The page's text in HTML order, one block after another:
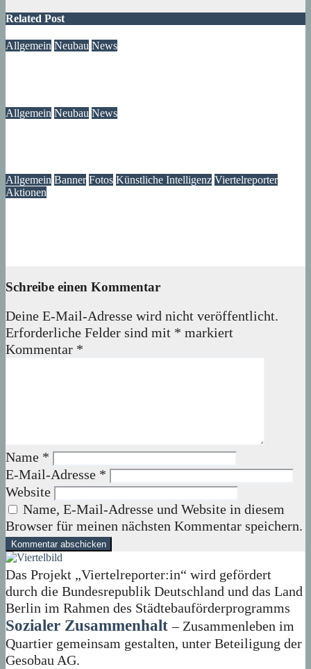
Related Post
Allgemein Neubau News
Allgemein Neubau News
Allgemein Banner Fotos Künstliche Intelligenz Viertelreporter
Aktionen
Schreibe einen Kommentar
Deine E-Mail-Adresse wird nicht veröffentlicht.
Erforderliche Felder sind mit * markiert
Kommentar *
Name *
E-Mail-Adresse *
Website
Name, E-Mail-Adresse und Website in diesem
Browser für meinen nächsten Kommentar speichern.
Das Projekt „Viertelreporter:in“ wird gefördert
durch die Bundesrepublik Deutschland und das Land
Berlin im Rahmen des Städtebauförderprogramms
Sozialer Zusammenhalt – Zusammenleben im
Quartier gemeinsam gestalten, unter Beteiligung der
Gesobau AG.